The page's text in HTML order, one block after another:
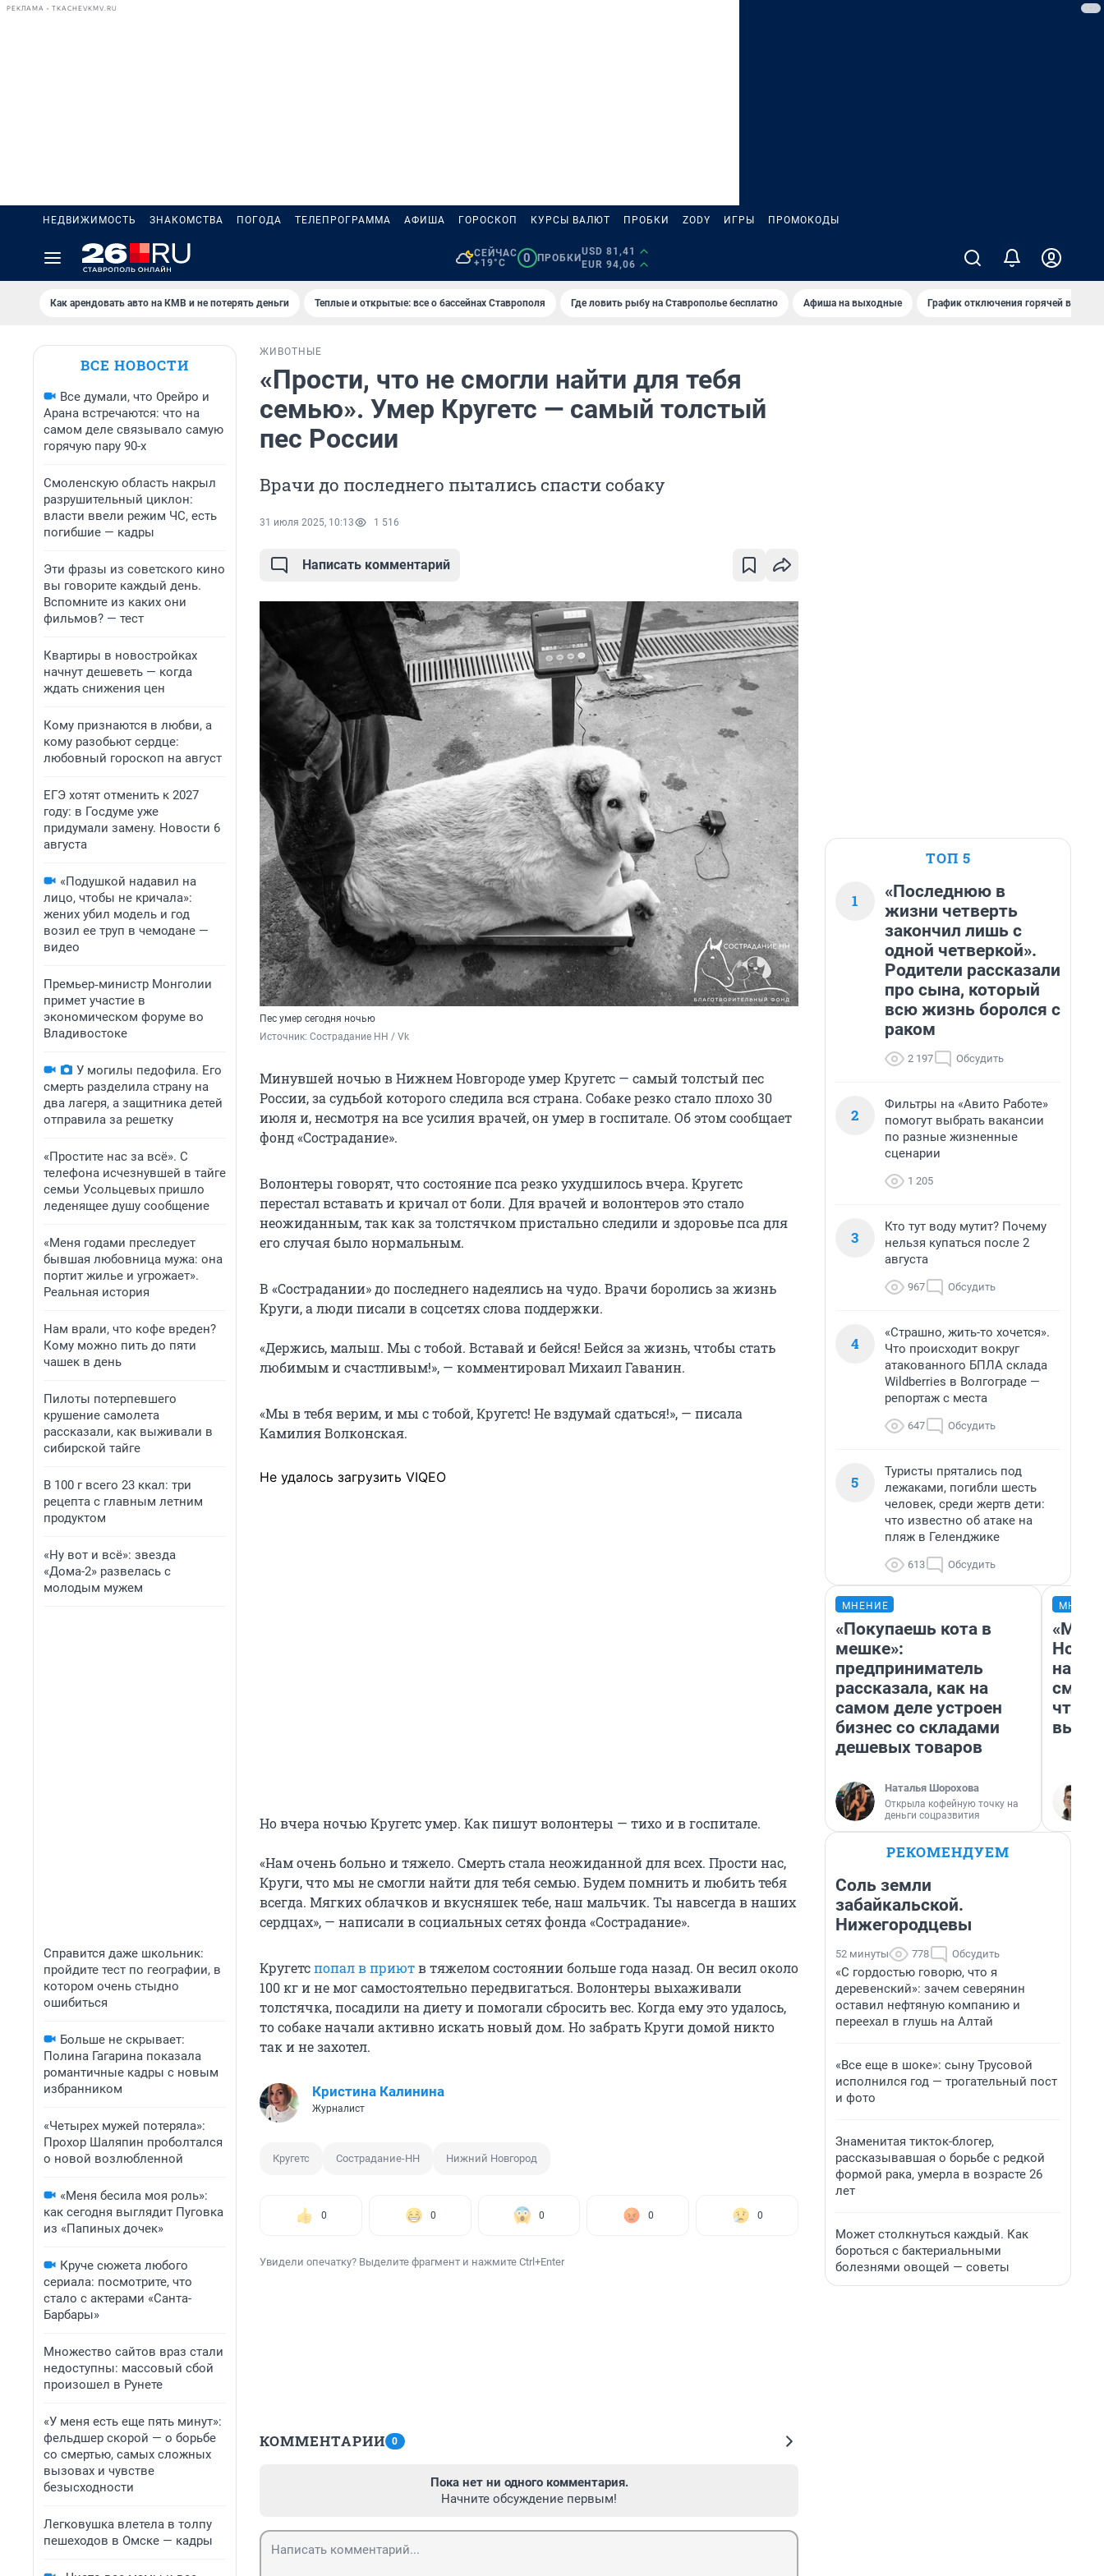
РЕКЛАМА • TKACHEVKMV.RU
НЕДВИЖИМОСТЬ ЗНАКОМСТВА ПОГОДА ТЕЛЕПРОГРАММА АФИША ГОРОСКОП КУРСЫ ВАЛЮТ ПРОБКИ ZODY ИГРЫ ПРОМОКОДЫ
СЕЙЧАС
+19°C
0 ПРОБКИ
USD 81,41
EUR 94,06
Как арендовать авто на КМВ и не потерять деньги Теплые и открытые: все о бассейнах Ставрополя Где ловить рыбу на Ставрополье бесплатно Афиша на выходные График отключения горячей воды в
ВСЕ НОВОСТИ
Все думали, что Орейро и
Арана встречаются: что на
самом деле связывало самую
горячую пару 90-х
Смоленскую область накрыл
разрушительный циклон:
власти ввели режим ЧС, есть
погибшие — кадры
Эти фразы из советского кино
вы говорите каждый день.
Вспомните из каких они
фильмов? — тест
Квартиры в новостройках
начнут дешеветь — когда
ждать снижения цен
Кому признаются в любви, а
кому разобьют сердце:
любовный гороскоп на август
ЕГЭ хотят отменить к 2027
году: в Госдуме уже
придумали замену. Новости 6
августа
«Подушкой надавил на
лицо, чтобы не кричала»:
жених убил модель и год
возил ее труп в чемодане —
видео
Премьер‑министр Монголии
примет участие в
экономическом форуме во
Владивостоке
У могилы педофила. Его
смерть разделила страну на
два лагеря, а защитника детей
отправила за решетку
«Простите нас за всё». С
телефона исчезнувшей в тайге
семьи Усольцевых пришло
леденящее душу сообщение
«Меня годами преследует
бывшая любовница мужа: она
портит жилье и угрожает».
Реальная история
Нам врали, что кофе вреден?
Кому можно пить до пяти
чашек в день
Пилоты потерпевшего
крушение самолета
рассказали, как выживали в
сибирской тайге
В 100 г всего 23 ккал: три
рецепта с главным летним
продуктом
«Ну вот и всё»: звезда
«Дома-2» развелась с
молодым мужем
Справится даже школьник:
пройдите тест по географии, в
котором очень стыдно
ошибиться
Больше не скрывает:
Полина Гагарина показала
романтичные кадры с новым
избранником
«Четырех мужей потеряла»:
Прохор Шаляпин проболтался
о новой возлюбленной
«Меня бесила моя роль»:
как сегодня выглядит Пуговка
из «Папиных дочек»
Круче сюжета любого
сериала: посмотрите, что
стало с актерами «Санта-
Барбары»
Множество сайтов враз стали
недоступны: массовый сбой
произошел в Рунете
«У меня есть еще пять минут»:
фельдшер скорой — о борьбе
со смертью, самых сложных
вызовах и чувстве
безысходности
Легковушка влетела в толпу
пешеходов в Омске — кадры
ЖИВОТНЫЕ
«Прости, что не смогли найти для тебя
семью». Умер Кругетс — самый толстый
пес России
Врачи до последнего пытались спасти собаку
31 июля 2025, 10:13 1 516
Написать комментарий
Пес умер сегодня ночью
Источник: Сострадание НН / Vk
Минувшей ночью в Нижнем Новгороде умер Кругетс — самый толстый пес
России, за судьбой которого следила вся страна. Собаке резко стало плохо 30
июля и, несмотря на все усилия врачей, он умер в госпитале. Об этом сообщает
фонд «Сострадание».
Волонтеры говорят, что состояние пса резко ухудшилось вчера. Кругетс
перестал вставать и кричал от боли. Для врачей и волонтеров это стало
неожиданным, так как за толстячком пристально следили и здоровье пса для
его случая было нормальным.
В «Сострадании» до последнего надеялись на чудо. Врачи боролись за жизнь
Круги, а люди писали в соцсетях слова поддержки.
«Держись, малыш. Мы с тобой. Вставай и бейся! Бейся за жизнь, чтобы стать
любимым и счастливым!», — комментировал Михаил Гаванин.
«Мы в тебя верим, и мы с тобой, Кругетс! Не вздумай сдаться!», — писала
Камилия Волконская.
Не удалось загрузить VIQEO
Но вчера ночью Кругетс умер. Как пишут волонтеры — тихо и в госпитале.
«Нам очень больно и тяжело. Смерть стала неожиданной для всех. Прости нас,
Круги, что мы не смогли найти для тебя семью. Будем помнить и любить тебя
всегда. Мягких облачков и вкусняшек тебе, наш мальчик. Ты навсегда в наших
сердцах», — написали в социальных сетях фонда «Сострадание».
Кругетспопал в приютв тяжелом состоянии больше года назад. Он весил около
100 кг и не мог самостоятельно передвигаться. Волонтеры выхаживали
толстячка, посадили на диету и помогали сбросить вес. Когда ему это удалось,
то собаке начали активно искать новый дом. Но забрать Круги домой никто
так и не захотел.
Кристина Калинина
Журналист
Кругетс Сострадание-НН Нижний Новгород
0 0 0 0 0
Увидели опечатку? Выделите фрагмент и нажмите Ctrl+Enter
КОММЕНТАРИИ 0
Пока нет ни одного комментария.
Начните обсуждение первым!
ТОП 5
1
«Последнюю в
жизни четверть
закончил лишь с
одной четверкой».
Родители рассказали
про сына, который
всю жизнь боролся с
раком
2 197 Обсудить
2
Фильтры на «Авито Работе»
помогут выбрать вакансии
по разные жизненные
сценарии
1 205
3
Кто тут воду мутит? Почему
нельзя купаться после 2
августа
967 Обсудить
4
«Страшно, жить-то хочется».
Что происходит вокруг
атакованного БПЛА склада
Wildberries в Волгограде —
репортаж с места
647 Обсудить
5
Туристы прятались под
лежаками, погибли шесть
человек, среди жертв дети:
что известно об атаке на
пляж в Геленджике
613 Обсудить
МНЕНИЕ
«Покупаешь кота в
мешке»:
предприниматель
рассказала, как на
самом деле устроен
бизнес со складами
дешевых товаров
Наталья Шорохова
Открыла кофейную точку на
деньги соцразвития
«Мы
РЕКОМЕНДУЕМ
Соль земли
забайкальской.
Нижегородцевы
52 минуты 778 Обсудить
«С гордостью говорю, что я
деревенский»: зачем северянин
оставил нефтяную компанию и
переехал в глушь на Алтай
«Все еще в шоке»: сыну Трусовой
исполнился год — трогательный пост
и фото
Знаменитая тикток-блогер,
рассказывавшая о борьбе с редкой
формой рака, умерла в возрасте 26
лет
Может столкнуться каждый. Как
бороться с бактериальными
болезнями овощей — советы